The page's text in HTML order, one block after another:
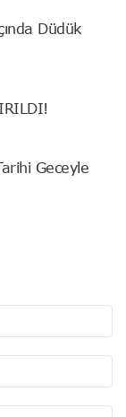
Düdük
Geceyle